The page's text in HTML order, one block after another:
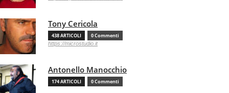
Tony Cericola
438 ARTICOLI 0 Commenti
https://microstudio.it
Antonello Manocchio
174 ARTICOLI 0 Commenti